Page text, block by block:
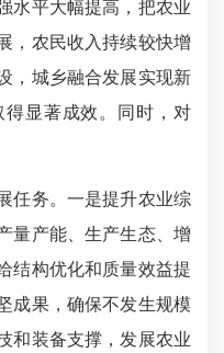
水平大幅提高，把农业
，农民收入持续较快增
，城乡融合发展实现新
显著成效。同时，对
务。一是提升农业综
量产能、生产生态、增
结构优化和质量效益提
成果，确保不发生规模
和装备支撑， 发展农业